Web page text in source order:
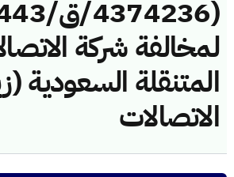
لمخالفة شركة
المتنقلة السعودية
الاتصالات